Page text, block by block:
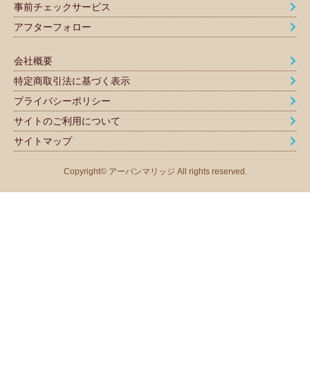
事前チェックサービス
アフターフォロー
会社概要
特定商取引法に基づく表示
プライバシーポリシー
サイトのご利用について
サイトマップ
Copyright© アーバンマリッジ All rights reserved.